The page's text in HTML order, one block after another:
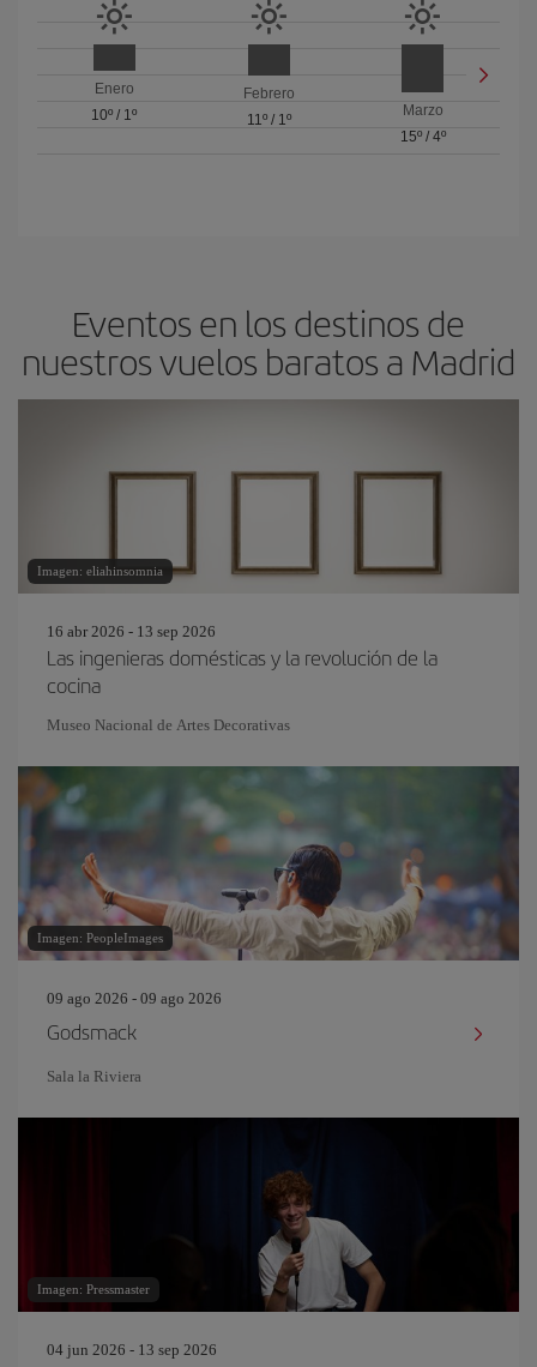
Enero
10º / 1º
Febrero
11º/ 1º
Marzo
15º/ 4º
Eventos en los destinos de
nuestros vuelos baratos a Madrid
Imagen: eliahinsomnia
16 abr 2026 - 13 sep 2026
Las ingenieras domésticas y la revolución de la
cocina
Museo Nacional de Artes Decorativas
Imagen: PeopleImages
09 ago 2026 - 09 ago 2026
Godsmack
Sala la Riviera
Imagen: Pressmaster
04 jun 2026 - 13 sep 2026